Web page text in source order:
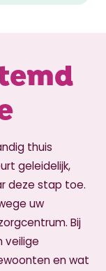
thuis
geleidelijk,
deze stap toe.
uw
Bij
veilige
en wat